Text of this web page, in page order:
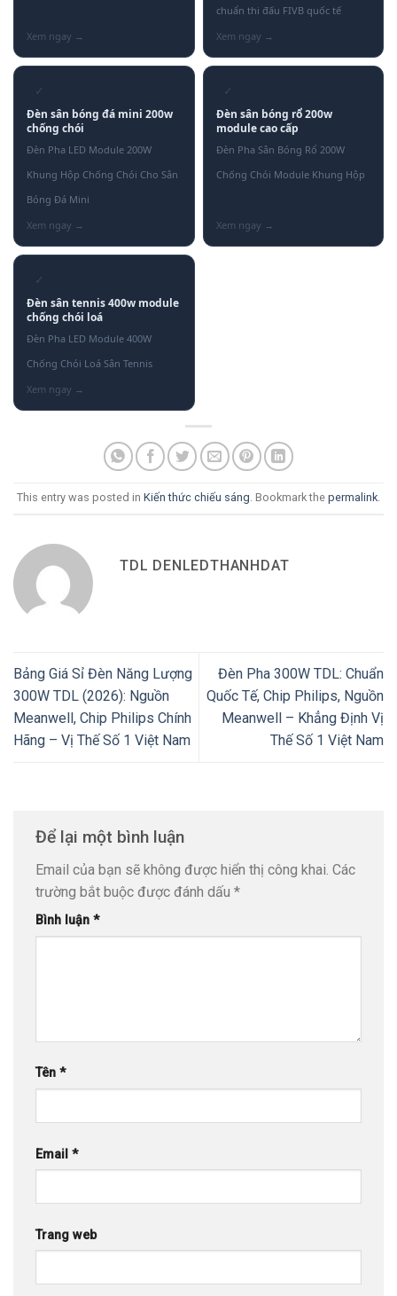
chuẩn thi đấu FIVB quốc tế
✓
Đèn sân bóng đá mini 200w
chống chói
Đèn Pha LED Module 200W
Khung Hộp Chống Chói Cho Sân
Bóng Đá Mini
✓
Đèn sân bóng rổ 200w
module cao cấp
Đèn Pha Sân Bóng Rổ 200W
Chống Chói Module Khung Hộp
✓
Đèn sân tennis 400w module
chống chói loá
Đèn Pha LED Module 400W
Chống Chói Loá Sân Tennis
This entry was posted in Kiến thức chiếu sáng. Bookmark the permalink.
TDL DENLEDTHANHDAT
Bảng Giá Sỉ Đèn Năng Lượng
300W TDL (2026): Nguồn
Meanwell, Chip Philips Chính
Hãng – Vị Thế Số 1 Việt Nam
Đèn Pha 300W TDL: Chuẩn
Quốc Tế, Chip Philips, Nguồn
Meanwell – Khẳng Định Vị
Thế Số 1 Việt Nam
Để lại một bình luận
Email của bạn sẽ không được hiển thị công khai. Các
trường bắt buộc được đánh dấu *
Bình luận *
Tên *
Email *
Trang web